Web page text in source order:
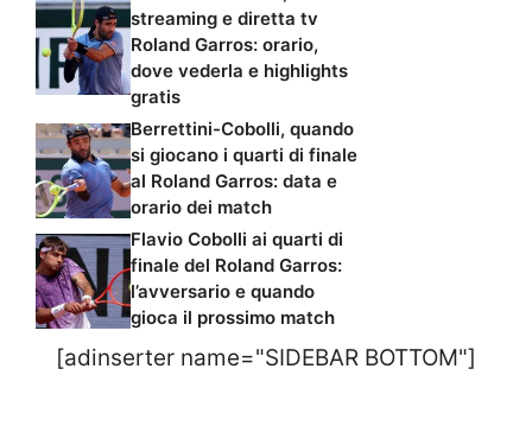
streaming e diretta tv
Roland Garros: orario,
dove vederla e highlights
gratis
Berrettini-Cobolli, quando
si giocano i quarti di finale
al Roland Garros: data e
orario dei match
Flavio Cobolli ai quarti di
finale del Roland Garros:
l’avversario e quando
gioca il prossimo match
[adinserter name="SIDEBAR BOTTOM"]